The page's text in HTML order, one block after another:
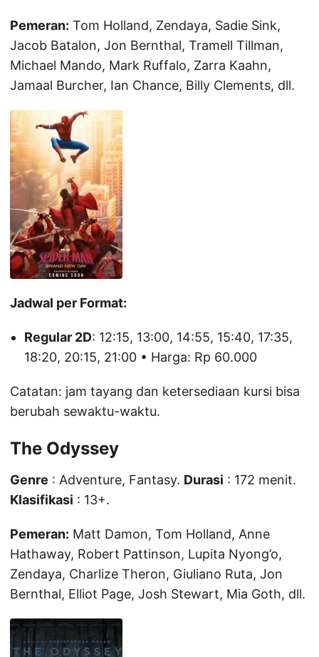
Pemeran: Tom Holland, Zendaya, Sadie Sink,
Jacob Batalon, Jon Bernthal, Tramell Tillman,
Michael Mando, Mark Ruffalo, Zarra Kaahn,
Jamaal Burcher, Ian Chance, Billy Clements, dll.
Jadwal per Format:
Regular 2D: 12:15, 13:00, 14:55, 15:40, 17:35,
18:20, 20:15, 21:00 • Harga: Rp 60.000
Catatan: jam tayang dan ketersediaan kursi bisa
berubah sewaktu-waktu.
The Odyssey
Genre : Adventure, Fantasy. Durasi : 172 menit.
Klasifikasi : 13+.
Pemeran: Matt Damon, Tom Holland, Anne
Hathaway, Robert Pattinson, Lupita Nyong’o,
Zendaya, Charlize Theron, Giuliano Ruta, Jon
Bernthal, Elliot Page, Josh Stewart, Mia Goth, dll.